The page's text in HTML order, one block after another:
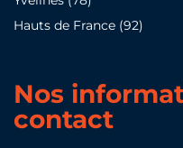
Hauts de France (92)
Nos
contact